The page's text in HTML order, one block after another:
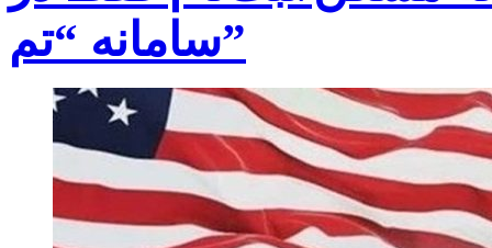
سامانه “تم”